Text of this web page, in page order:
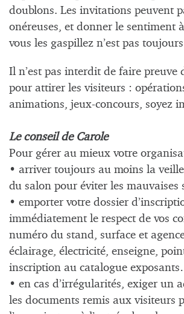
doublons. Les invitations peuvent
onéreuses, et donner le sentiment
vous les gaspillez n’est pas
Il n’est pas interdit de faire preuve
pour attirer les visiteurs :
animations, jeux-concours, soyez
Le conseil de Carole
Pour gérer au mieux votre
• arriver toujours au moins la
du salon pour éviter les mauvaises
• emporter votre dossier
immédiatement le respect de vos
numéro du stand, surface et
éclairage, électricité, enseigne,
inscription au catalogue
• en cas d’irrégularités, exiger un
les documents remis aux visiteurs